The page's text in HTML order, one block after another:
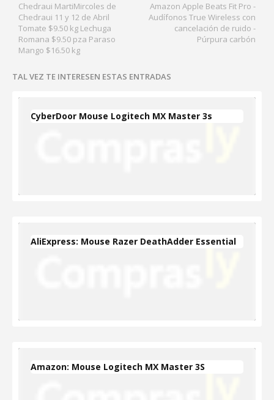
Amazon Apple Beats Fit Pro -
Audífonos True Wireless con
cancelación de ruido -
Púrpura carbón
Chedraui MartiMircoles de
Chedraui 11 y 12 de Abril
Tomate $9.50 kg Lechuga
Romana $9.50 pza Paraso
Mango $16.50 kg
TAL VEZ TE INTERESEN ESTAS ENTRADAS
CyberDoor Mouse Logitech MX Master 3s
AliExpress: Mouse Razer DeathAdder Essential
Amazon: Mouse Logitech MX Master 3S